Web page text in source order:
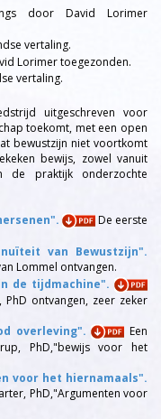
door David Lorimer
vertaling.
Lorimer toegezonden.
vertaling.
uitgeschreven voor
toekomt, met een open
bewustzijn niet voortkomt
bewijs, zowel vanuit
de praktijk onderzochte
De eerste
van Bewustzijn".
Lommel ontvangen.
de tijdmachine".
ontvangen, zeer zeker
overleving".
Een
PhD,"bewijs voor het
voor het hiernamaals".
PhD,"Argumenten voor